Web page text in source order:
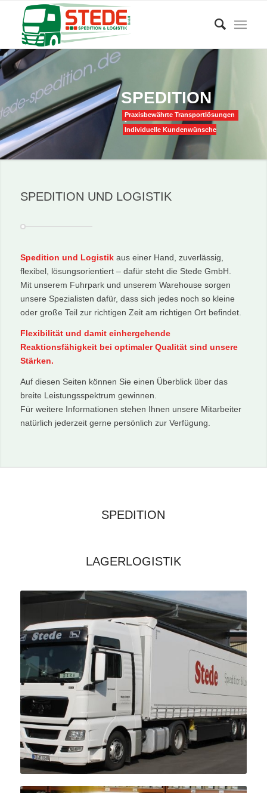
SPEDITION
Praxisbewährte Transportlösungen
-
Individuelle Kundenwünsche
SPEDITION UND LOGISTIK
Spedition und Logistikaus einer Hand, zuverlässig,
flexibel, lösungsorientiert – dafür steht die Stede GmbH.
Mit unserem Fuhrpark und unserem Warehouse sorgen
unsere Spezialisten dafür, dass sich jedes noch so kleine
oder große Teil zur richtigen Zeit am richtigen Ort befindet.
Flexibilität und damit einhergehende
Reaktionsfähigkeit bei optimaler Qualität sind unsere
Stärken.
Auf diesen Seiten können Sie einen Überblick über das
breite Leistungsspektrum gewinnen.
Für weitere Informationen stehen Ihnen unsere Mitarbeiter
natürlich jederzeit gerne persönlich zur Verfügung.
SPEDITION
LAGERLOGISTIK